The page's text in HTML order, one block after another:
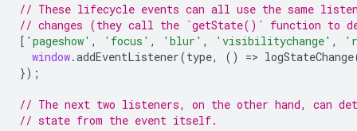
// These lifecycle events can all use the same
// changes (they call the `getState()` function to
[ 'pageshow' , 'focus' , 'blur' , 'visibilitychange' ,
window.addEventListener(type, () => logStateChange
});
// The next two listeners, on the other hand, can
// state from the event itself.